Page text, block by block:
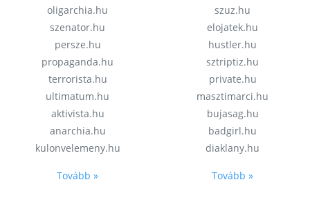
oligarchia.hu
szenator.hu
persze.hu
propaganda.hu
terrorista.hu
ultimatum.hu
aktivista.hu
anarchia.hu
kulonvelemeny.hu
Tovább »
szuz.hu
elojatek.hu
hustler.hu
sztriptiz.hu
private.hu
masztimarci.hu
bujasag.hu
badgirl.hu
diaklany.hu
Tovább »